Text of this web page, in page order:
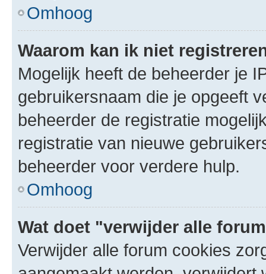
Omhoog
Waarom kan ik niet
Mogelijk heeft de beheerder je
gebruikersnaam die je opgeeft
beheerder de registratie
registratie van nieuwe
beheerder voor verdere hulp.
Omhoog
Wat doet "verwijder alle
Verwijder alle forum cookies